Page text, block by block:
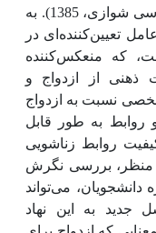
جبرئیلی و همکاران، 1392؛ موحد و عباسی شوازی، 1385). به
تعیین‌کننده‌ای در
که منعکس‌کننده
ذهنی از ازدواج و
نسبت به ازدواج
روابط به طور قابل
روابط زناشویی
این منظر، بررسی نگرش
دانشجویان، می‌تواند
به این نهاد